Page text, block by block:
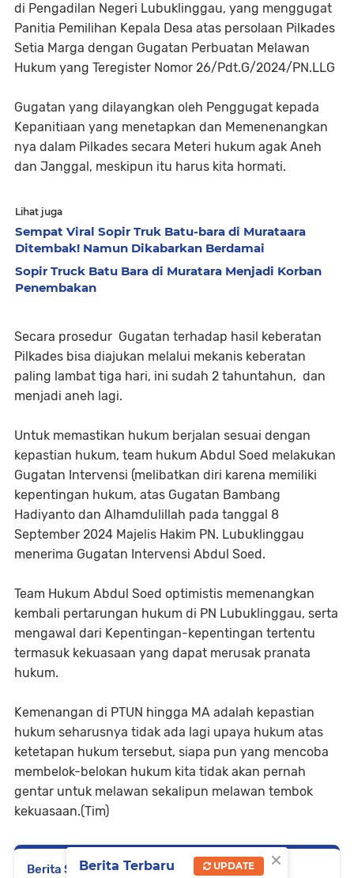
di Pengadilan Negeri Lubuklinggau, yang menggugat
Panitia Pemilihan Kepala Desa atas persolaan Pilkades
Setia Marga dengan Gugatan Perbuatan Melawan
Hukum yang Teregister Nomor 26/Pdt.G/2024/PN.LLG
Gugatan yang dilayangkan oleh Penggugat kepada
Kepanitiaan yang menetapkan dan Memenenangkan
nya dalam Pilkades secara Meteri hukum agak Aneh
dan Janggal, meskipun itu harus kita hormati.
Lihat juga
Sempat Viral Sopir Truk Batu-bara di Murataara
Ditembak! Namun Dikabarkan Berdamai
Sopir Truck Batu Bara di Muratara Menjadi Korban
Penembakan
Secara prosedur Gugatan terhadap hasil keberatan
Pilkades bisa diajukan melalui mekanis keberatan
paling lambat tiga hari, ini sudah 2 tahuntahun, dan
menjadi aneh lagi.
Untuk memastikan hukum berjalan sesuai dengan
kepastian hukum, team hukum Abdul Soed melakukan
Gugatan Intervensi (melibatkan diri karena memiliki
kepentingan hukum, atas Gugatan Bambang
Hadiyanto dan Alhamdulillah pada tanggal 8
September 2024 Majelis Hakim PN. Lubuklinggau
menerima Gugatan Intervensi Abdul Soed.
Team Hukum Abdul Soed optimistis memenangkan
kembali pertarungan hukum di PN Lubuklinggau, serta
mengawal dari Kepentingan-kepentingan tertentu
termasuk kekuasaan yang dapat merusak pranata
hukum.
Kemenangan di PTUN hingga MA adalah kepastian
hukum seharusnya tidak ada lagi upaya hukum atas
ketetapan hukum tersebut, siapa pun yang mencoba
membelok-belokan hukum kita tidak akan pernah
gentar untuk melawan sekalipun melawan tembok
kekuasaan.(Tim)
Berita Selanjutnya ×
Berita Terbaru UPDATE